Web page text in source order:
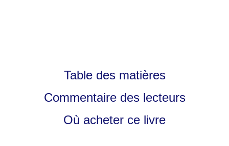
Table des matières
Commentaire des lecteurs
Où acheter ce livre